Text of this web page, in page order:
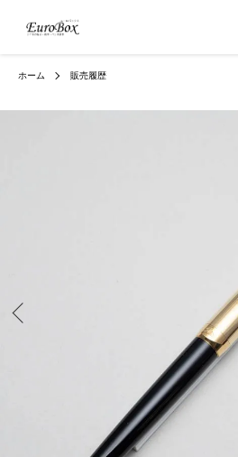
ホーム 販売履歴